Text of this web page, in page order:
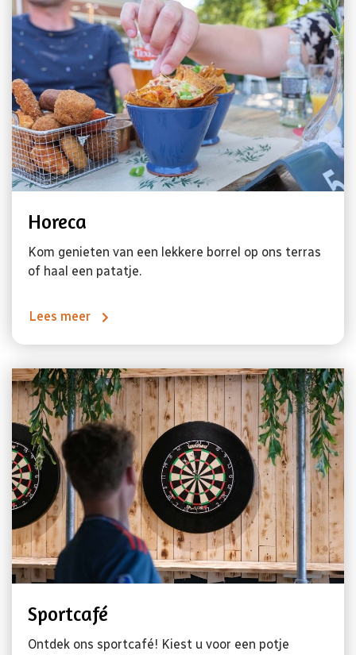
Horeca
Kom genieten van een lekkere borrel op ons terras
of haal een patatje.
Lees meer
Sportcafé
Ontdek ons sportcafé! Kiest u voor een potje